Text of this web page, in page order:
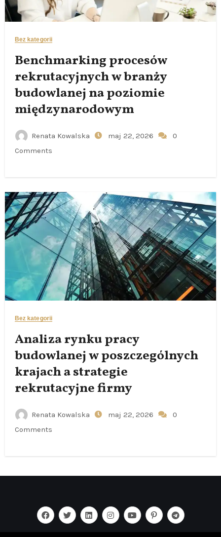
Bez kategorii
Benchmarking procesów
rekrutacyjnych w branży
budowlanej na poziomie
międzynarodowym
Renata Kowalska maj 22, 2026
0
Comments
Bez kategorii
Analiza rynku pracy
budowlanej w poszczególnych
krajach a strategie
rekrutacyjne firmy
Renata Kowalska maj 22, 2026
0
Comments